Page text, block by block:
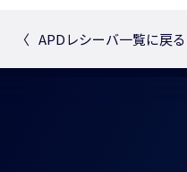
〈 APDレシーバ一覧に戻る